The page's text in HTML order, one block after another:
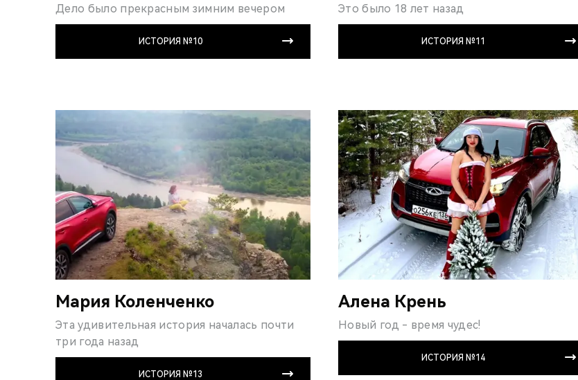
Дело было прекрасным зимним вечером
ИСТОРИЯ №10
Это было 18 лет назад
ИСТОРИЯ №11
Мария Коленченко
Эта удивительная история началась почти
три года назад
ИСТОРИЯ №13
Алена Крень
Новый год - время чудес!
ИСТОРИЯ №14